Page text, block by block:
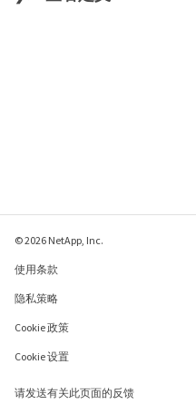
© 2026 NetApp, Inc.
使用条款
隐私策略
Cookie 政策
Cookie 设置
请发送有关此页面的反馈